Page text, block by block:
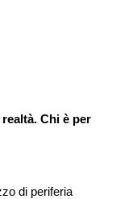
Chi è per
di periferia